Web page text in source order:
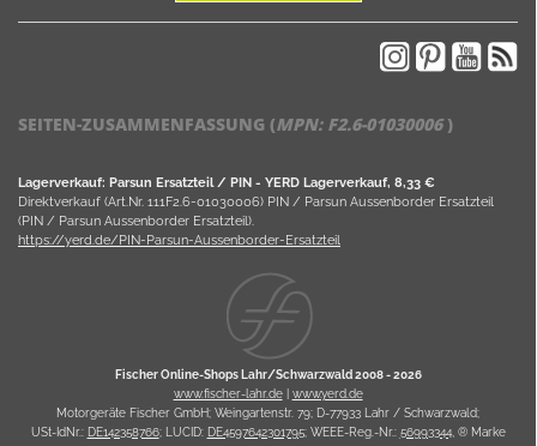
SEITEN-ZUSAMMENFASSUNG (MPN: F2.6-01030006)
Lagerverkauf: Parsun Ersatzteil / PIN - YERD Lagerverkauf, 8,33 €
Direktverkauf (Art.Nr. 111F2.6-01030006) PIN / Parsun Aussenborder Ersatzteil
(PIN / Parsun Aussenborder Ersatzteil).
https://yerd.de/PIN-Parsun-Aussenborder-Ersatzteil
Fischer Online-Shops Lahr/Schwarzwald 2008 -2026
www.fischer-lahr.de| www.yerd.de
Motorgeräte Fischer GmbH; Weingartenstr. 79; D-77933 Lahr / Schwarzwald;
USt-IdNr.: DE142358766; LUCID: DE4597642301795; WEEE-Reg.-Nr.: 56993344, ® Marke